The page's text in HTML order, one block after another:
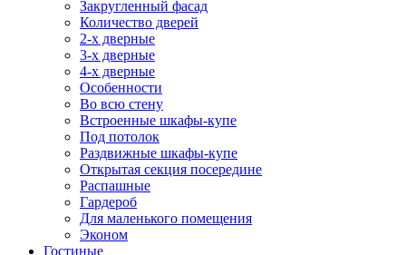
Закругленный фасад
Количество дверей
2-х дверные
3-х дверные
4-х дверные
Особенности
Во всю стену
Встроенные шкафы-купе
Под потолок
Раздвижные шкафы-купе
Открытая секция посередине
Распашные
Гардероб
Для маленького помещения
Эконом
Гостиные